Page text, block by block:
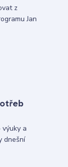
z
Jan
výuky a
dnešní